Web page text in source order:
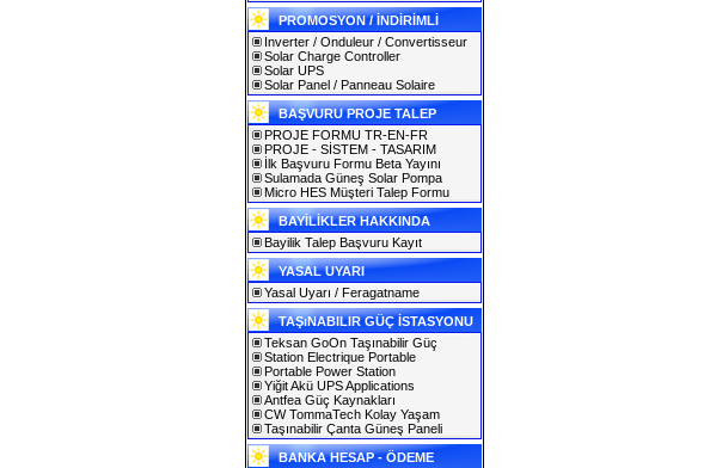
PROMOSYON / İNDİRİMLİ
Inverter / Onduleur / Convertisseur
Solar Charge Controller
Solar UPS
Solar Panel / Panneau Solaire
BAŞVURU PROJE TALEP
PROJE FORMU TR-EN-FR
PROJE - SİSTEM - TASARIM
İlk Başvuru Formu Beta Yayını
Sulamada Güneş Solar Pompa
Micro HES Müşteri Talep Formu
BAYİLİKLER HAKKINDA
Bayilik Talep Başvuru Kayıt
YASAL UYARI
Yasal Uyarı / Feragatname
TAŞıNABILIR GÜÇ İSTASYONU
Teksan GoOn Taşınabilir Güç
Station Electrique Portable
Portable Power Station
Yiğit Akü UPS Applications
Antfea Güç Kaynakları
CW TommaTech Kolay Yaşam
Taşınabilir Çanta Güneş Paneli
BANKA HESAP - ÖDEME